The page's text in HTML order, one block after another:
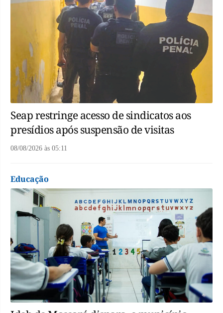
Seap restringe acesso de sindicatos aos
presídios após suspensão de visitas
08/08/2026 às 05:11
Educação